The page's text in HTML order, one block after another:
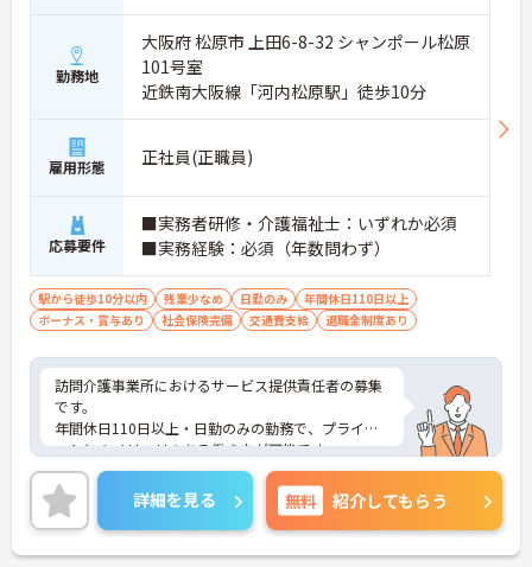
勤務地
大阪府 松原市 上田6-8-32 シャンポール松原
101号室
近鉄南大阪線「河内松原駅」徒歩10分
雇用形態 正社員(正職員)
応募要件
■実務者研修・介護福祉士：いずれか必須
■実務経験：必須（年数問わず）
駅から徒歩10分以内 残業少なめ 日勤のみ
年間休日110日以上
ボーナス・賞与あり
社会保険完備 交通費支給 退職金制度あり
訪問介護事業所におけるサービス提供責任者の募集
です。
年間休日110日以上・日勤のみの勤務で、プライベ
ートとのメリハリのある働き方が可能です。
また、福利厚生が充実しています。働きやすい環境
が整っており、安心して長くご勤務いただけます◎
ご興味のある方には、面接対策ポイントなど、さら
に詳細をご案内しますのでお気軽にご相談くださ
い！
詳細を見る 無料 紹介してもらう